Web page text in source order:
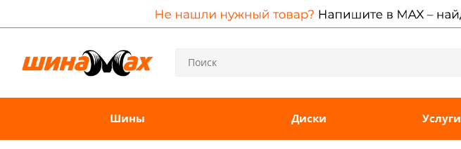
Шины Диски Услуги